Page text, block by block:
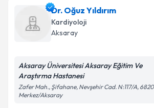
bilgilendireceğiz.
E-posta Adresiniz
Kişisel verilerimin işlenmesine
Metni'ni okudum ve kişisel
kapsamda işlenmesini kabul
Dr. Oğuz Yıldırım
Kardiyoloji
Aksaray
Aksaray Üniversitesi Aksaray Eğitim Ve
Araştırma Hastanesi
Zafer Mah., Şifahane, Nevşehir Cad. N:117/A,
Merkez/Aksaray